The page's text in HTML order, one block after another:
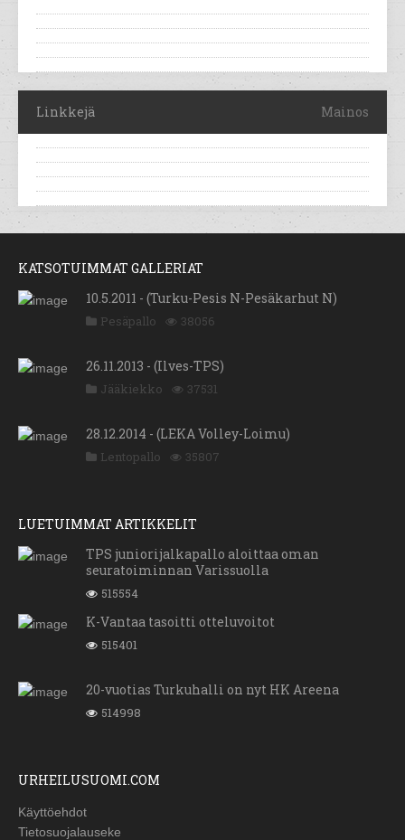
Linkkejä Mainos
KATSOTUIMMAT GALLERIAT
10.5.2011 - (Turku-Pesis N-Pesäkarhut N)
Pesäpallo 38056
26.11.2013 - (Ilves-TPS)
Jääkiekko 37531
28.12.2014 - (LEKA Volley-Loimu)
Lentopallo 35807
LUETUIMMAT ARTIKKELIT
TPS juniorijalkapallo aloittaa oman
seuratoiminnan Varissuolla
515554
K-Vantaa tasoitti otteluvoitot
515401
20-vuotias Turkuhalli on nyt HK Areena
514998
URHEILUSUOMI.COM
Käyttöehdot
Tietosuojalauseke